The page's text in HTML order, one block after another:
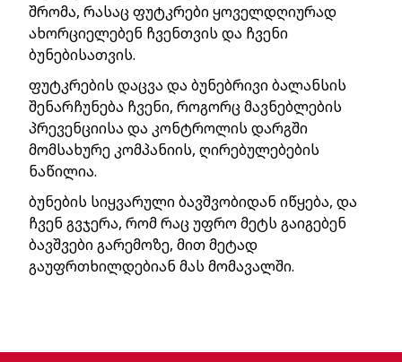
შრომა, რასაც ფუტკრები ყოველდღიურად
ახორციელებენ ჩვენთვის და ჩვენი
ბუნებისათვის.
ფუტკრების დაცვა და ბუნებრივი ბალანსის
შენარჩუნება ჩვენი, როგორც მავნებლების
პრევენციისა და კონტროლის დარგში
მომსახურე კომპანიის, ღირებულებების
ნაწილია.
ბუნების სიყვარული ბავშვობიდან იწყება, და
ჩვენ გვჯერა, რომ რაც უფრო მეტს გაიგებენ
ბავშვები გარემოზე, მით მეტად
გაუფრთხილდებიან მას მომავალში.